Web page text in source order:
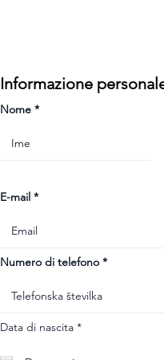
Informazione
Nome
E-mail
Numero di telefono
Data di nascita *r